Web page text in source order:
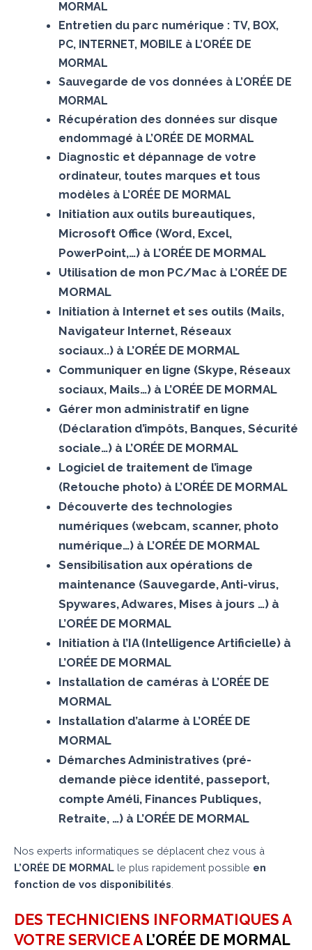
MORMAL
Entretien du parc numérique : TV, BOX,
PC, INTERNET, MOBILE à L’ORÉE DE
MORMAL
Sauvegarde de vos données à L’ORÉE DE
MORMAL
Récupération des données sur disque
endommagé à L’ORÉE DE MORMAL
Diagnostic et dépannage de votre
ordinateur, toutes marques et tous
modèles à L’ORÉE DE MORMAL
Initiation aux outils bureautiques,
Microsoft Office (Word, Excel,
PowerPoint,…) à L’ORÉE DE MORMAL
Utilisation de mon PC/Mac à L’ORÉE DE
MORMAL
Initiation à Internet et ses outils (Mails,
Navigateur Internet, Réseaux
sociaux..) à L’ORÉE DE MORMAL
Communiquer en ligne (Skype, Réseaux
sociaux, Mails…) à L’ORÉE DE MORMAL
Gérer mon administratif en ligne
(Déclaration d’impôts, Banques, Sécurité
sociale…) à L’ORÉE DE MORMAL
Logiciel de traitement de l’image
(Retouche photo) à L’ORÉE DE MORMAL
Découverte des technologies
numériques (webcam, scanner, photo
numérique…) à L’ORÉE DE MORMAL
Sensibilisation aux opérations de
maintenance (Sauvegarde, Anti-virus,
Spywares, Adwares, Mises à jours …) à
L’ORÉE DE MORMAL
Initiation à l’IA (Intelligence Artificielle) à
L’ORÉE DE MORMAL
Installation de caméras à L’ORÉE DE
MORMAL
Installation d’alarme à L’ORÉE DE
MORMAL
Démarches Administratives (pré-
demande pièce identité, passeport,
compte Améli, Finances Publiques,
Retraite, …) à L’ORÉE DE MORMAL
Nos experts informatiques se déplacent chez vous à
L’ORÉE DE MORMAL le plus rapidement possible en
fonction de vos disponibilités.
DES TECHNICIENS INFORMATIQUES A
VOTRE SERVICE A L’ORÉE DE MORMAL